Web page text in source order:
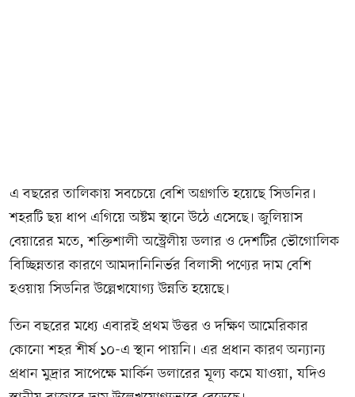
এ বছরের তালিকায় সবচেয়ে বেশি অগ্রগতি হয়েছে সিডনির।
শহরটি ছয় ধাপ এগিয়ে অষ্টম স্থানে উঠে এসেছে। জুলিয়াস
বেয়ারের মতে, শক্তিশালী অস্ট্রেলীয় ডলার ও দেশটির ভৌগোলিক
বিচ্ছিন্নতার কারণে আমদানিনির্ভর বিলাসী পণ্যের দাম বেশি
হওয়ায় সিডনির উল্লেখযোগ্য উন্নতি হয়েছে।
তিন বছরের মধ্যে এবারই প্রথম উত্তর ও দক্ষিণ আমেরিকার
কোনো শহর শীর্ষ ১০-এ স্থান পায়নি। এর প্রধান কারণ অন্যান্য
প্রধান মুদ্রার সাপেক্ষে মার্কিন ডলারের মূল্য কমে যাওয়া, যদিও